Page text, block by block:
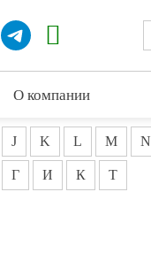
О компании
J K L M N
Г И К Т